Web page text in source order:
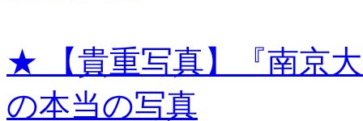
★ 【貴重写真】『南京
の本当の写真